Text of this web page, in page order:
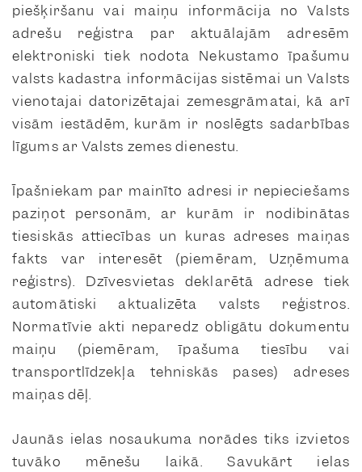
piešķiršanu vai maiņu informācija no Valsts
adrešu reģistra par aktuālajām adresēm
elektroniski tiek nodota Nekustamo īpašumu
valsts kadastra informācijas sistēmai un Valsts
vienotajai datorizētajai zemesgrāmatai, kā arī
visām iestādēm, kurām ir noslēgts sadarbības
līgums ar Valsts zemes dienestu.
Īpašniekam par mainīto adresi ir nepieciešams
paziņot personām, ar kurām ir nodibinātas
tiesiskās attiecības un kuras adreses maiņas
fakts var interesēt (piemēram, Uzņēmuma
reģistrs). Dzīvesvietas deklarētā adrese tiek
automātiski aktualizēta valsts reģistros.
Normatīvie akti neparedz obligātu dokumentu
maiņu (piemēram, īpašuma tiesību vai
transportlīdzekļa tehniskās pases) adreses
maiņas dēļ.
Jaunās ielas nosaukuma norādes tiks izvietos
tuvāko mēnešu laikā. Savukārt ielas